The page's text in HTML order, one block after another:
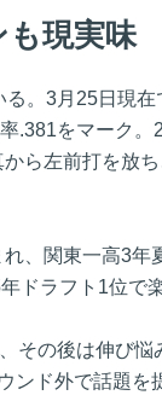
現実味
。3月25日現
.381をマーク。
ら左前打を放
、関東一高3年
ドラフト1位で
その後は伸び悩
ンド外で話題を